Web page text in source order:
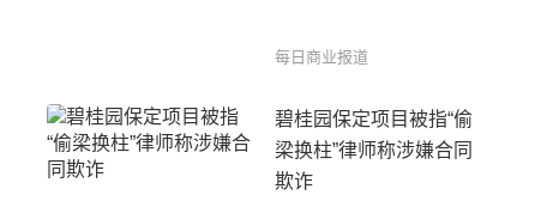
每日商业报道
碧桂园保定项目被指“偷
梁换柱”律师称涉嫌合同
欺诈